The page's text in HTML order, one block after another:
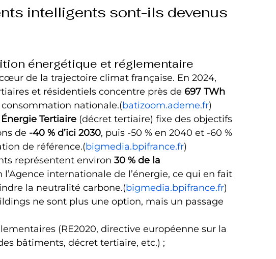
intelligents sont-ils devenus
énergétique et réglementaire
de la trajectoire climat française. En 2024,
et résidentiels concentre près de 697 TWh
consommation nationale.(batizoom.ademe.fr)
Tertiaire (décret tertiaire) fixe des objectifs
de -40 % d’ici 2030, puis -50 % en 2040 et -60 %
de référence.(bigmedia.bpifrance.fr)
représentent environ 30 % de la
l’Agence internationale de l’énergie, ce qui en fait
la neutralité carbone.(bigmedia.bpifrance.fr)
ne sont plus une option, mais un passage
(RE2020, directive européenne sur la
bâtiments, décret tertiaire, etc.) ;